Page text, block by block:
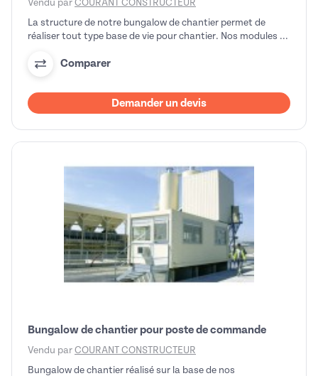
Vendu par COURANT CONSTRUCTEUR
La structure de notre bungalow de chantier permet de
réaliser tout type base de vie pour chantier. Nos modules ...
Comparer
Demander un devis
Bungalow de chantier pour poste de commande
Vendu par COURANT CONSTRUCTEUR
Bungalow de chantier réalisé sur la base de nos